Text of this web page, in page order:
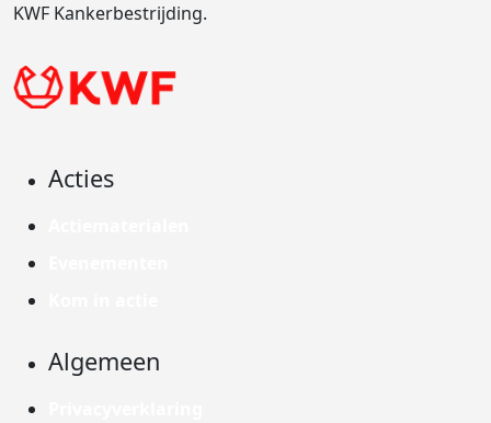
KWF Kankerbestrijding.
Acties
Algemeen